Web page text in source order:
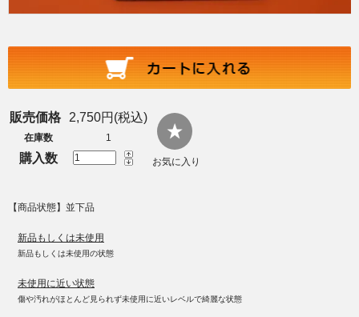
販売価格 2,750円(税込)
在庫数 1
購入数 お気に入り
【商品状態】並下品
新品もしくは未使用
新品もしくは未使用の状態
未使用に近い状態
傷や汚れがほとんど見られず未使用に近いレベルで綺麗な状態